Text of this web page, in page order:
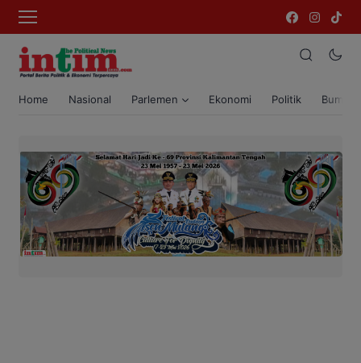
Home Nasional Parlemen Ekonomi Politik Bumi